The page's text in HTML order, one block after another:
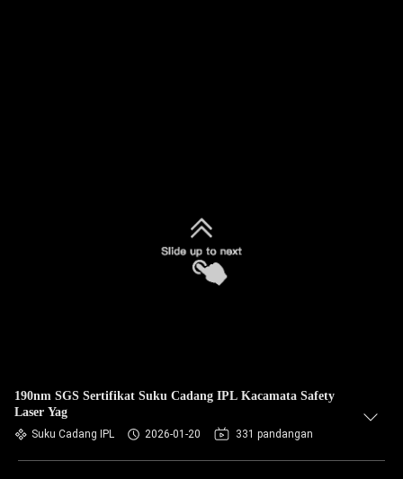
190nm SGS Sertifikat Suku Cadang IPL Kacamata Safety
Laser Yag
Suku Cadang IPL 2026-01-20 331 pandangan